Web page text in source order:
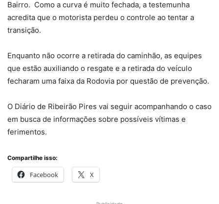
Bairro. Como a curva é muito fechada, a testemunha
acredita que o motorista perdeu o controle ao tentar a
transição.
Enquanto não ocorre a retirada do caminhão, as equipes
que estão auxiliando o resgate e a retirada do veículo
fecharam uma faixa da Rodovia por questão de prevenção.
O Diário de Ribeirão Pires vai seguir acompanhando o caso
em busca de informações sobre possíveis vítimas e
ferimentos.
Compartilhe isso:
Facebook X